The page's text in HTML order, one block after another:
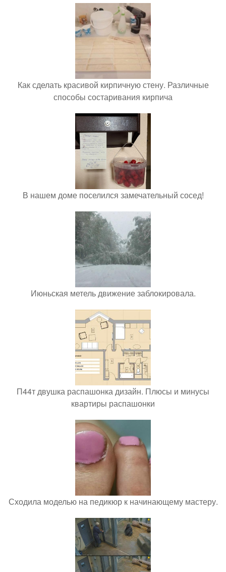
Как сделать красивой кирпичную стену. Различные
способы состаривания кирпича
В нашем доме поселился замечательный сосед!
Июньская метель движение заблокировала.
П44т двушка распашонка дизайн. Плюсы и минусы
квартиры распашонки
Сходила моделью на педикюр к начинающему мастеру.